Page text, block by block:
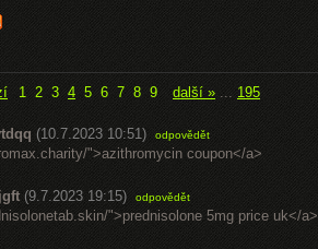
1 2 3 4 5 6 7 8 9 další » ... 195
(10.7.2023 10:51) odpovědět
">azithromycin coupon</a>
(9.7.2023 19:15) odpovědět
">prednisolone 5mg price uk</a>